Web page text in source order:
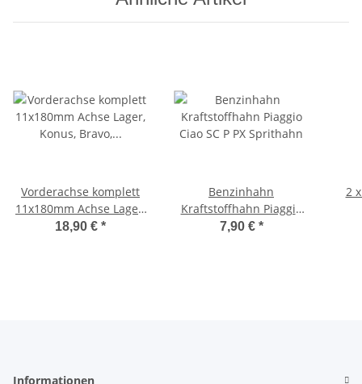
Vorderachse komplett
11x180mm Achse Lager,
Konus, Bravo, Vespa SI -
18,90 € *
Benzinhahn
Kraftstoffhahn Piaggio
Ciao SC P PX Sprithahn
7,90 € *
2
Informationen